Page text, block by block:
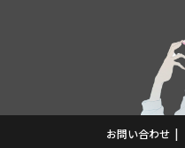
お問い合わせ